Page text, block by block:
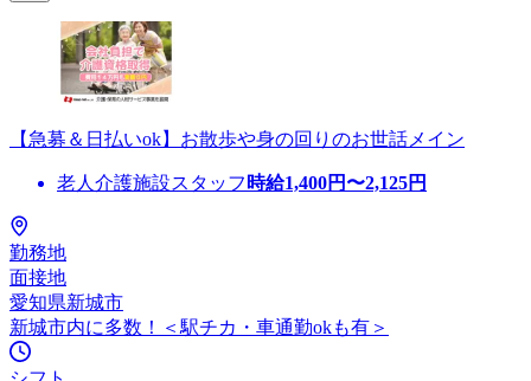
【急募＆日払いok】お散歩や身の回りのお世話メイン
老人介護施設スタッフ 時給1,400円〜2,125円
勤務地
面接地
愛知県新城市
新城市内に多数！＜駅チカ・車通勤okも有＞